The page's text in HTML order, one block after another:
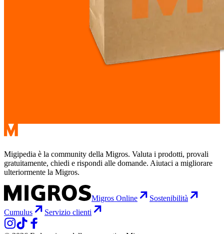
Migipedia è la community della Migros. Valuta i prodotti, provali
gratuitamente, chiedi e rispondi alle domande. Aiutaci a migliorare
ulteriormente la Migros.
Migros Online
Sostenibilità
Cumulus
Servizio clienti